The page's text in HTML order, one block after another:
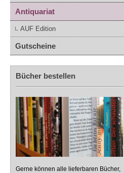
Antiquariat
AUF Edition
Gutscheine
Bücher bestellen
Gerne können alle lieferbaren Bücher,